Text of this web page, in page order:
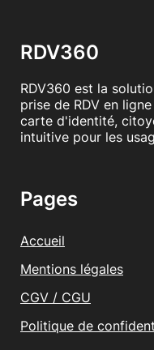
RDV360
RDV360 est la
prise de RDV en
carte d'identité,
intuitive pour les
Pages
Accueil
Mentions légales
CGV / CGU
Politique de